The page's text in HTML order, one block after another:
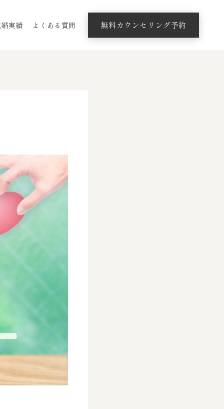
実績 よくある質問 無料カウンセリング予約